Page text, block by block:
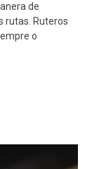
de
rutas. Ruteros
o